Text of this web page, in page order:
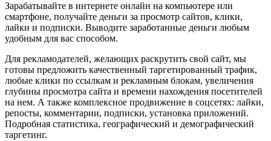
Зарабатывайте в интернете онлайн на компьютере или
смартфоне, получайте деньги за просмотр сайтов, клики,
лайки и подписки. Выводите заработанные деньги любым
удобным для вас способом.
Для рекламодателей, желающих раскрутить свой сайт, мы
готовы предложить качественный таргетированный трафик,
любые клики по ссылкам и рекламным блокам, увеличения
глубины просмотра сайта и времени нахождения посетителей
на нем. А также комплексное продвижение в соцсетях: лайки,
репосты, комментарии, подписки, установка приложений.
Подробная статистика, географический и демографический
таргетинг.